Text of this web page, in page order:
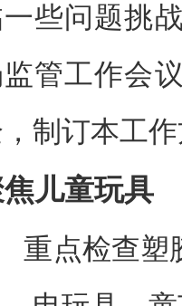
些问题挑
管工作会
制订本工
儿童玩具
重点检查塑